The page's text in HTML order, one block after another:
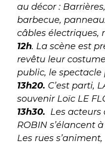
au décor :
barbecue,
câbles électriques,
12h. La scène est
revêtu leur
public, le
13h20. C’est parti,
souvenir Loïc LE
13h30. Les
ROBIN s’élancent
Les rues